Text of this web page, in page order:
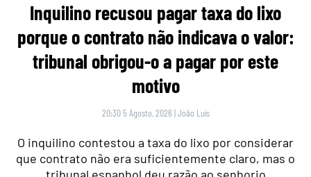
Inquilino recusou pagar taxa do lixo
porque o contrato não indicava o valor:
tribunal obrigou-o a pagar por este
motivo
20:30 5 Agosto, 2026 |João Luís
O inquilino contestou a taxa do lixo por considerar
que contrato não era suficientemente claro, mas o